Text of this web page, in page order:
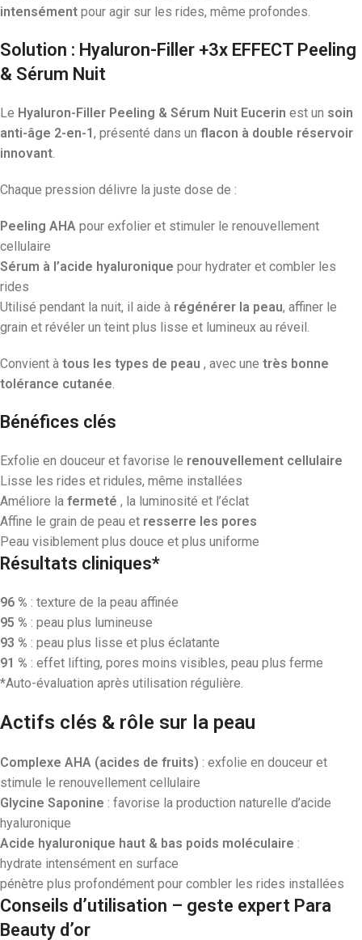
intensément pour agir sur les rides, même profondes.
Solution : Hyaluron-Filler +3x EFFECT Peeling
& Sérum Nuit
Le Hyaluron-Filler Peeling & Sérum Nuit Eucerin est un soin
anti-âge 2-en-1, présenté dans un flacon à double réservoir
innovant
Chaque pression délivre la juste dose de :
Peeling AHA pour exfolier et stimuler le renouvellement
cellulaire
Sérum à l’acide hyaluronique pour hydrater et combler les
rides
Utilisé pendant la nuit, il aide à régénérer la peau, affiner le
grain et révéler un teint plus lisse et lumineux au réveil.
Convient à tous les types de peau , avec une très bonne
tolérance cutanée
Bénéfices clés
Exfolie en douceur et favorise le renouvellement cellulaire
Lisse les rides et ridules, même installées
Améliore la fermeté , la luminosité et l’éclat
Affine le grain de peau et resserre les pores
Peau visiblement plus douce et plus uniforme
Résultats cliniques*
96 % : texture de la peau affinée
95 % : peau plus lumineuse
93 % : peau plus lisse et plus éclatante
91 % : effet lifting, pores moins visibles, peau plus ferme
*Auto-évaluation après utilisation régulière.
Actifs clés & rôle sur la peau
Complexe AHA (acides de fruits) : exfolie en douceur et
stimule le renouvellement cellulaire
Glycine Saponine : favorise la production naturelle d’acide
hyaluronique
Acide hyaluronique haut & bas poids moléculaire :
hydrate intensément en surface
pénètre plus profondément pour combler les rides installées
Conseils d’utilisation – geste expert Para
Beauty d’or